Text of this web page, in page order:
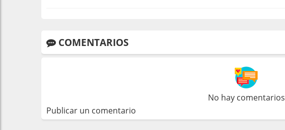
COMENTARIOS
No hay comentarios
Publicar un comentario